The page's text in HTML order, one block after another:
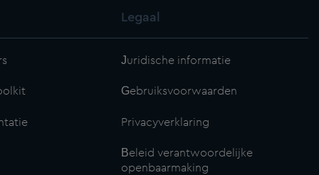
Legaal
Juridische informatie
Gebruiksvoorwaarden
Privacyverklaring
Beleid verantwoordelijke
openbaarmaking